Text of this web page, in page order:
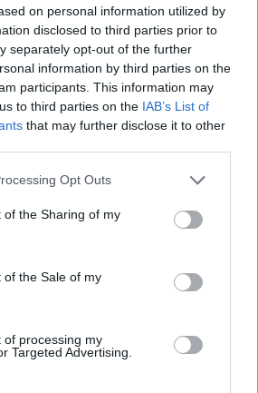
on personal information utilized by
disclosed to third parties prior to
separately opt-out of the further
information by third parties on the
participants. This information may
to third parties on the IAB’s List of
that may further disclose it to other
Opt Outs
of the Sharing of my
of the Sale of my
of processing my
Targeted Advertising.
Bogdan Licu se
de ani, cu...
2 3